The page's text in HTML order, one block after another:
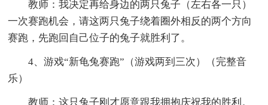
教师：我决定再给身边的两只兔子（左右各一只）
一次赛跑机会，请这两只兔子绕着圈外相反的两个方向
赛跑，先跑回自己位子的兔子就胜利了。
4、游戏“新龟兔赛跑”（游戏两到三次）（完整音
乐）
教师：这只兔子刚才愿意跟我拥抱庆祝我的胜利。